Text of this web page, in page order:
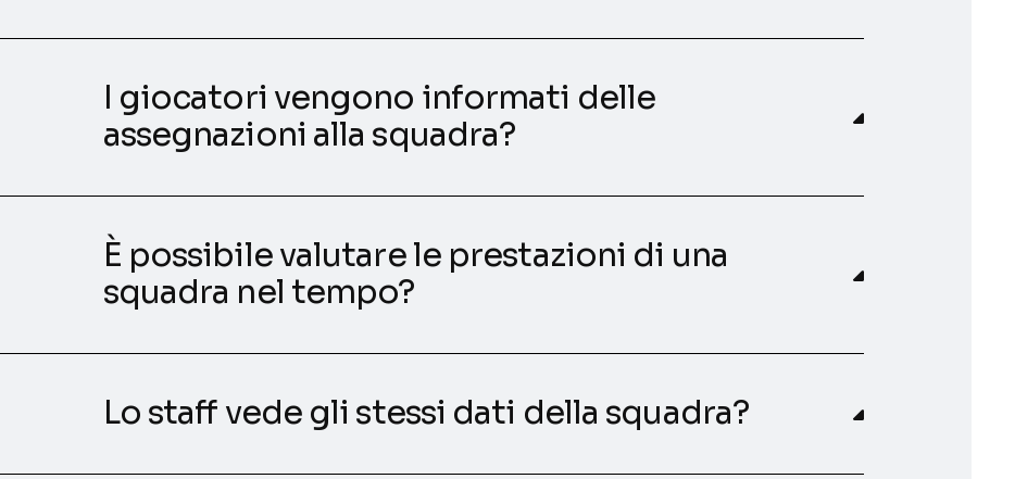
I giocatori vengono informati delle
assegnazioni alla squadra?
È possibile valutare le prestazioni di una
squadra nel tempo?
Lo staff vede gli stessi dati della squadra?